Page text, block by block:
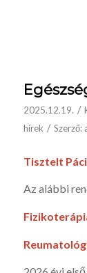
2025.12.19. /
hírek / Szerző:
Tisztelt
Az alábbi